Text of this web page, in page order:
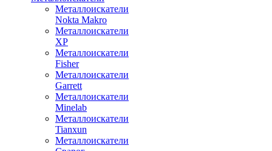
Металлоискатели
Nokta Makro
Металлоискатели
XP
Металлоискатели
Fisher
Металлоискатели
Garrett
Металлоискатели
Minelab
Металлоискатели
Tianxun
Металлоискатели